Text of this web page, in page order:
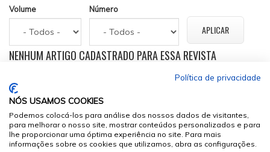
Volume Número
NENHUM ARTIGO CADASTRADO PARA ESSA REVISTA
Política de privacidade
NÓS USAMOS COOKIES
Podemos colocá-los para análise dos nossos dados de visitantes,
para melhorar o nosso site, mostrar conteúdos personalizados e para
lhe proporcionar uma óptima experiência no site. Para mais
informações sobre os cookies que utilizamos, abra as configurações.